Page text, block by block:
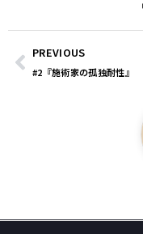
PREVIOUS
#2『施術家の孤独耐性』